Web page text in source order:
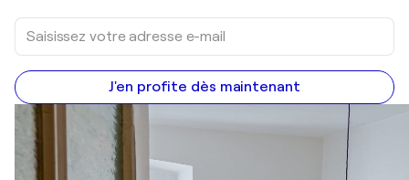
J'en profite dès maintenant